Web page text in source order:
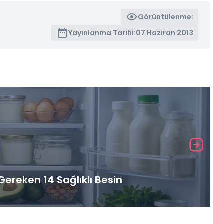
Görüntülenme:
Yayınlanma Tarihi:07 Haziran 2013
14 Sağlıklı Besin